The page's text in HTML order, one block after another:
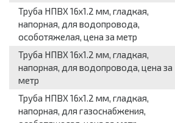
Труба НПВХ 16x1.2 мм, гладкая,
напорная, для водопровода,
особотяжелая, цена за метр
Труба НПВХ 16x1.2 мм, гладкая,
напорная, для водопровода, цена за
метр
Труба НПВХ 16x1.2 мм, гладкая,
напорная, для газоснабжения,